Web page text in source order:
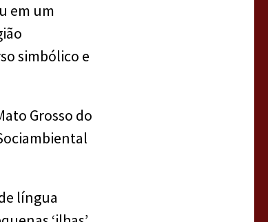
em um
simbólico e
Grosso do
língua